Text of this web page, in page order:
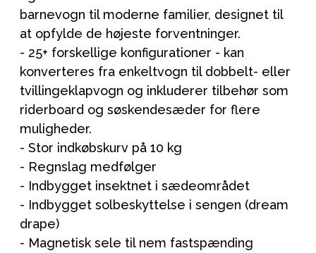
barnevogn til moderne familier, designet til
at opfylde de højeste forventninger.
- 25+ forskellige konfigurationer - kan
konverteres fra enkeltvogn til dobbelt- eller
tvillingeklapvogn og inkluderer tilbehør som
riderboard og søskendesæder for flere
muligheder.
- Stor indkøbskurv på 10 kg
- Regnslag medfølger
- Indbygget insektnet i sædeområdet
- Indbygget solbeskyttelse i sengen (dream
drape)
- Magnetisk sele til nem fastspænding